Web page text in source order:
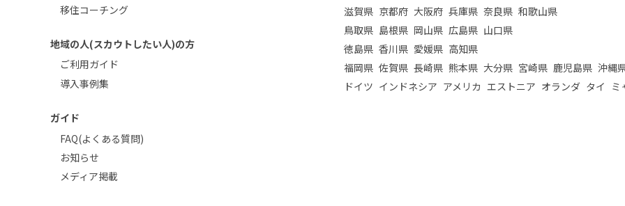
移住コーチング
地域の人(スカウトしたい人)の方
ご利用ガイド
導入事例集
ガイド
FAQ(よくある質問)
お知らせ
メディア掲載
滋賀県 京都府 大阪府 兵庫県 奈良県 和歌山県
鳥取県 島根県 岡山県 広島県 山口県
徳島県 香川県 愛媛県 高知県
福岡県 佐賀県 長崎県 熊本県 大分県 宮崎県 鹿児島県 沖縄
ドイツ インドネシア アメリカ エストニア オランダ タイ ミ